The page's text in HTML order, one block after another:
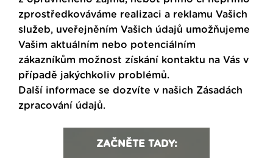
zprostředkováváme realizaci a reklamu Vašich
služeb, uveřejněním Vašich údajů umožňujeme
Vašim aktuálním nebo potenciálním
zákazníkům možnost získání kontaktu na Vás v
případě jakýchkoliv problémů.
Další informace se dozvíte v našich Zásadách
zpracování údajů.
ZAČNĚTE TADY: